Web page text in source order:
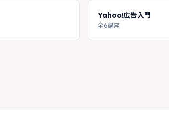
Yahoo!広告入門
全6講座